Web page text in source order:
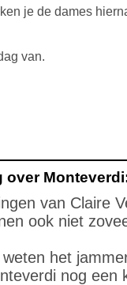
je de dames
van.
over
van Claire
ook niet
het
nog